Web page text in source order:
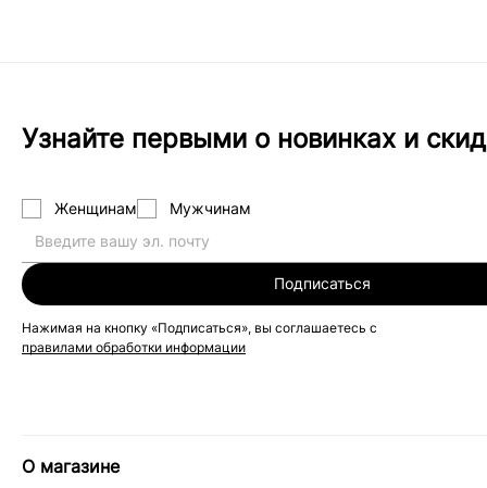
Узнайте первыми о новинках и
Женщинам Мужчинам
Подписаться
Нажимая на кнопку «Подписаться», вы соглашаетесь с
правилами обработки информации
О магазине